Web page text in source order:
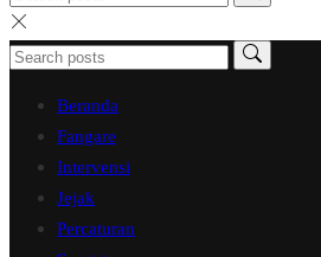
Beranda
Fangare
Intervensi
Jejak
Percaturan